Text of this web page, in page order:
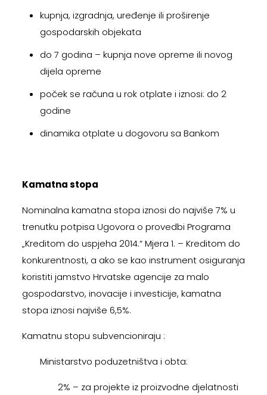
kupnja, izgradnja, uređenje ili proširenje
gospodarskih objekata
do 7 godina – kupnja nove opreme ili novog
dijela opreme
poček se računa u rok otplate i iznosi: do 2
godine
dinamika otplate u dogovoru sa Bankom
Kamatna stopa
Nominalna kamatna stopa iznosi do najviše 7% u
trenutku potpisa Ugovora o provedbi Programa
„Kreditom do uspjeha 2014.“ Mjera 1. – Kreditom do
konkurentnosti, a ako se kao instrument osiguranja
koristiti jamstvo Hrvatske agencije za malo
gospodarstvo, inovacije i investicije, kamatna
stopa iznosi najviše 6,5%.
Kamatnu stopu subvencioniraju :
Ministarstvo poduzetništva i obta:
2% – za projekte iz proizvodne djelatnosti